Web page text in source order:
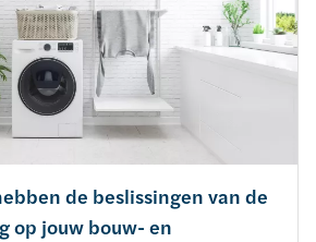
de beslissingen van de
op jouw bouw- en